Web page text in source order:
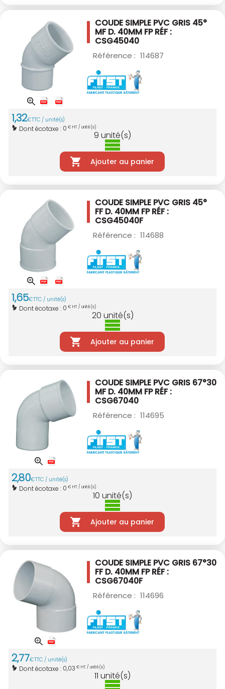
COUDE SIMPLE PVC GRIS 45°
MF D. 40MM FP RÉF :
CSG45040
Référence : 114687
1,32€TTC / unité(s)
Dont écotaxe : 0 € HT / unité(s)
9 unité(s)
Ajouter au panier
COUDE SIMPLE PVC GRIS 45°
FF D. 40MM FP RÉF :
CSG45040F
Référence : 114688
1,65€TTC / unité(s)
Dont écotaxe : 0 € HT / unité(s)
20 unité(s)
Ajouter au panier
COUDE SIMPLE PVC GRIS 67°30
MF D. 40MM FP RÉF :
CSG67040
Référence : 114695
2,80€TTC / unité(s)
Dont écotaxe : 0 € HT / unité(s)
10 unité(s)
Ajouter au panier
COUDE SIMPLE PVC GRIS 67°30
FF D. 40MM FP RÉF :
CSG67040F
Référence : 114696
2,77€TTC / unité(s)
Dont écotaxe : 0,03 € HT / unité(s)
11 unité(s)